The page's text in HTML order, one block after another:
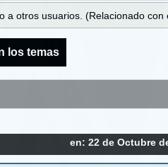
a otros usuarios. (Relacionado con
los temas
en: 22 de Octubre